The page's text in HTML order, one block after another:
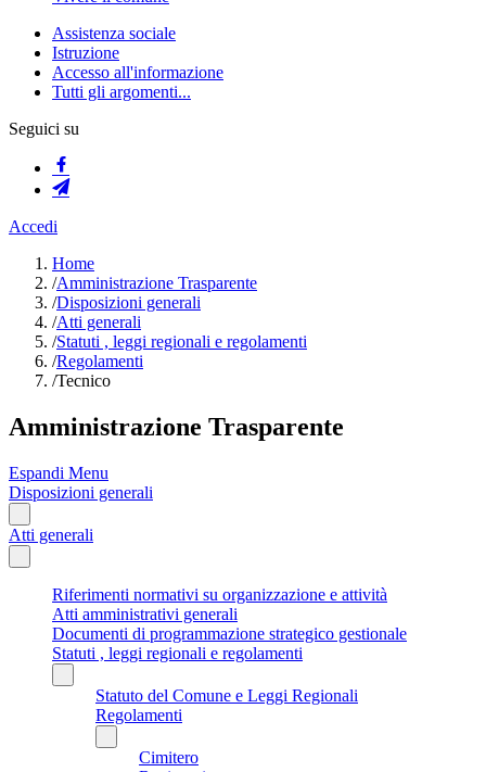
Assistenza sociale
Istruzione
Accesso all'informazione
Tutti gli argomenti...
Seguici su
Accedi
Home
/Amministrazione Trasparente
/Disposizioni generali
/Atti generali
/Statuti , leggi regionali e regolamenti
/Regolamenti
/Tecnico
Amministrazione Trasparente
Espandi Menu
Disposizioni generali
Atti generali
Riferimenti normativi su organizzazione e attività
Atti amministrativi generali
Documenti di programmazione strategico gestionale
Statuti , leggi regionali e regolamenti
Statuto del Comune e Leggi Regionali
Regolamenti
Cimitero